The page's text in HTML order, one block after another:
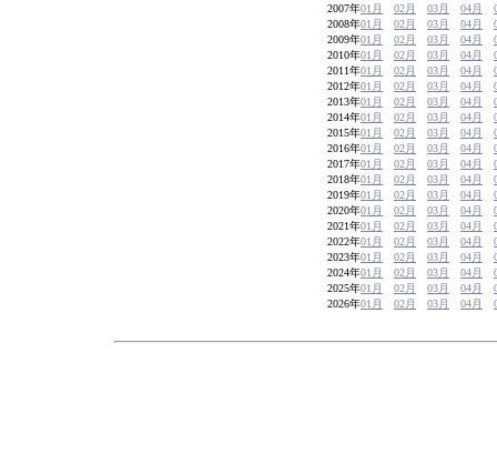
2007年01月 02月 03月 04月
2008年01月 02月 03月 04月
2009年01月 02月 03月 04月
2010年01月 02月 03月 04月
2011年01月 02月 03月 04月
2012年01月 02月 03月 04月
2013年01月 02月 03月 04月
2014年01月 02月 03月 04月
2015年01月 02月 03月 04月
2016年01月 02月 03月 04月
2017年01月 02月 03月 04月
2018年01月 02月 03月 04月
2019年01月 02月 03月 04月
2020年01月 02月 03月 04月
2021年01月 02月 03月 04月
2022年01月 02月 03月 04月
2023年01月 02月 03月 04月
2024年01月 02月 03月 04月
2025年01月 02月 03月 04月
2026年01月 02月 03月 04月